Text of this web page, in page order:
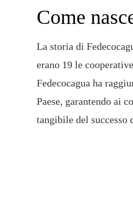
Come
La storia di
erano 19 le
Fedecocagua ha
Paese, garantendo ai
tangibile del successo